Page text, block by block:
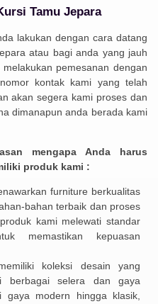
Tamu Jepara
lakukan dengan cara datang
atau bagi anda yang jauh
pemesanan dengan
kontak kami yang telah
akan segera kami proses dan
dimanapun anda berada kami
mengapa Anda harus
produk kami :
furniture berkualitas
bahan terbaik dan proses
kami melewati standar
memastikan kepuasan
koleksi desain yang
berbagai selera dan gaya
modern hingga klasik,